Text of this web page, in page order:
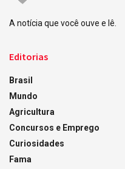
A notícia que você ouve e lê.
Editorias
Brasil
Mundo
Agricultura
Concursos e Emprego
Curiosidades
Fama